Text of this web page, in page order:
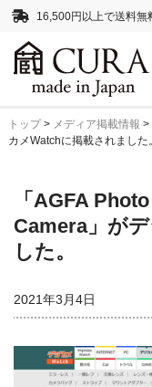
16,500円以上で送料無
クリーニングアイテム
レンズクリーナー液
抗菌・消臭・防カビスプ
ネックストラップ
正絹 真田紐ストラップ
トップ> メディア掲載情報 >
カメWatchに掲載されました。
「AGFA
Camera」が
した。
2021年3月4日